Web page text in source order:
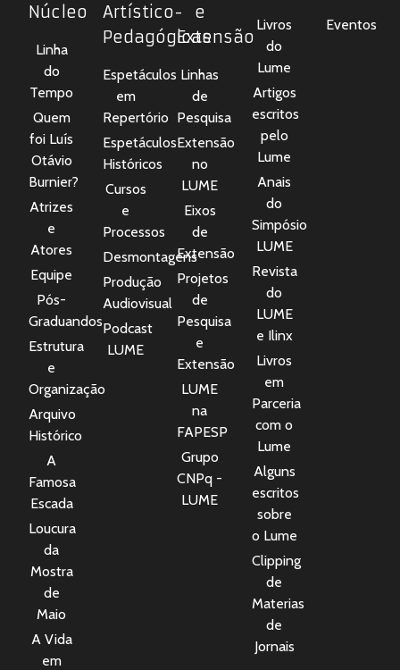
Núcleo
Linha
do
Tempo
Quem
foi Luís
Otávio
Burnier?
Atrizes
e
Atores
Equipe
Pós-
Graduandos
Estrutura
e
Organização
Arquivo
Histórico
A
Famosa
Escada
Loucura
da
Mostra
de
Maio
A Vida
em
Artístico-
Pedagógicas
Espetáculos
em
Repertório
Espetáculos
Históricos
Cursos
e
Processos
Desmontagens
Produção
Audiovisual
Podcast
LUME
e
Extensão
Linhas
de
Pesquisa
Extensão
no
LUME
Eixos
de
Extensão
Projetos
de
Pesquisa
e
Extensão
LUME
na
FAPESP
Grupo
CNPq -
LUME
Livros
do
Lume
Artigos
escritos
pelo
Lume
Anais
do
Simpósio
LUME
Revista
do
LUME
e Ilinx
Livros
em
Parceria
com o
Lume
Alguns
escritos
sobre
o Lume
Clipping
de
Materias
de
Jornais
Eventos